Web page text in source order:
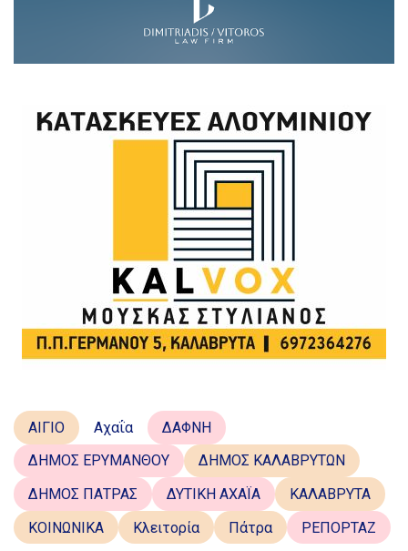
ΑΙΓΙΟ Αχαΐα
ΔΑΦΝΗ
ΔΗΜΟΣ ΕΡΥΜΑΝΘΟΥ
ΔΗΜΟΣ ΚΑΛΑΒΡΥΤΩΝ
ΔΗΜΟΣ ΠΑΤΡΑΣ
ΔΥΤΙΚΗ ΑΧΑΪΑ
ΚΑΛΑΒΡΥΤΑ
ΚΟΙΝΩΝΙΚΑ
Κλειτορία Πάτρα
ΡΕΠΟΡΤΑΖ